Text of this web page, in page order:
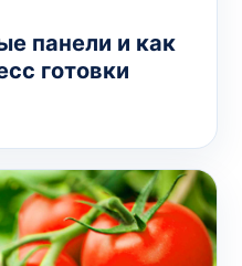
панели и как
готовки